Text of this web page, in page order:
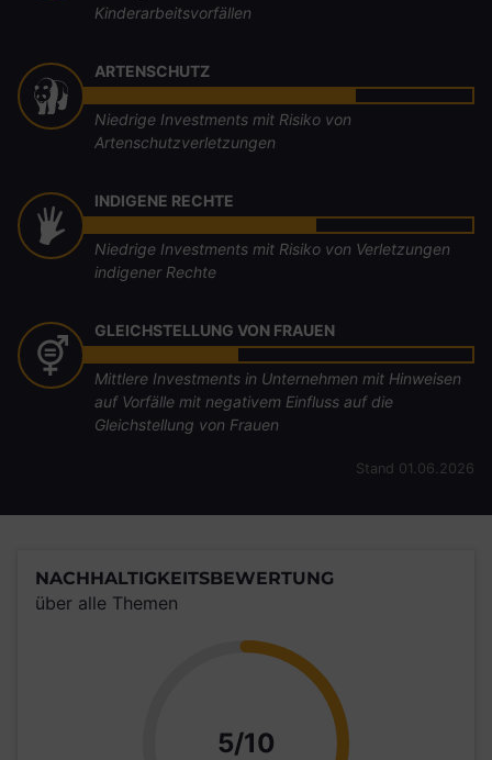
Kinderarbeitsvorfällen
ARTENSCHUTZ
Niedrige Investments mit Risiko von
Artenschutzverletzungen
INDIGENE RECHTE
Niedrige Investments mit Risiko von Verletzungen
indigener Rechte
GLEICHSTELLUNG VON FRAUEN
Mittlere Investments in Unternehmen mit Hinweisen
auf Vorfälle mit negativem Einfluss auf die
Gleichstellung von Frauen
Stand 01.06.2026
NACHHALTIGKEITSBEWERTUNG
über alle Themen
5/10 Punkte